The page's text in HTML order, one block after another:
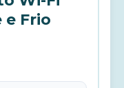
Frio